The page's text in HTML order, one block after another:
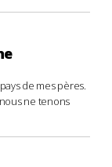
de mes pères.
ne tenons